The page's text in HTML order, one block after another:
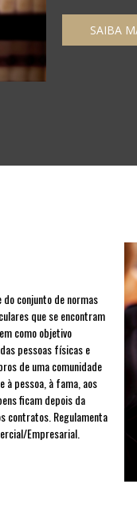
SAIBA
conjunto de normas
que se encontram
como objetivo
pessoas físicas e
de uma comunidade
à pessoa, à fama, aos
ficam depois da
contratos. Regulamenta
Empresarial.